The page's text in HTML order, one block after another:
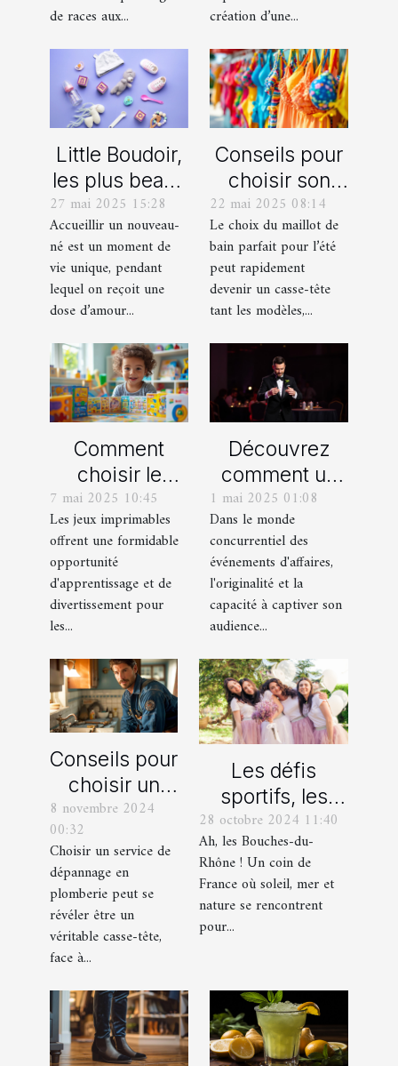
miniature
de races aux...
immersif
création d’une...
Little Boudoir,
les plus beaux
cadeaux de
naissance
personnalisés
!
27 mai 2025 15:28
Accueillir un nouveau-
né est un moment de
vie unique, pendant
lequel on reçoit une
dose d’amour...
Conseils pour
choisir son
maillot de bain
idéal pour l'été
22 mai 2025 08:14
Le choix du maillot de
bain parfait pour l’été
peut rapidement
devenir un casse-tête
tant les modèles,...
Comment
choisir le
meilleur jeu
imprimable
pour votre
enfant
7 mai 2025 10:45
Les jeux imprimables
offrent une formidable
opportunité
d'apprentissage et de
divertissement pour
les...
Découvrez
comment un
spectacle de
magie
transforme les
événements
professionnels
1 mai 2025 01:08
Dans le monde
concurrentiel des
événements d'affaires,
l'originalité et la
capacité à captiver son
audience...
Conseils pour
choisir un
bon service
dépannage
en plomberie
8 novembre 2024
00:32
Choisir un service de
dépannage en
plomberie peut se
révéler être un
véritable casse-tête,
face à...
Les défis
sportifs, les
incontournables
de toute
organisation
d’EVG et EVJF
28 octobre 2024 11:40
Ah, les Bouches-du-
Rhône ! Un coin de
France où soleil, mer et
nature se rencontrent
pour...